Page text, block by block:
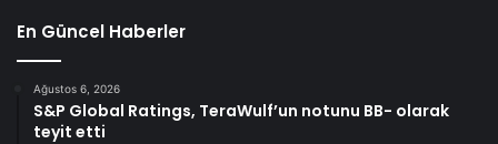
En Güncel Haberler
Ağustos 6, 2026
S&P Global Ratings, TeraWulf’un notunu BB- olarak
teyit etti